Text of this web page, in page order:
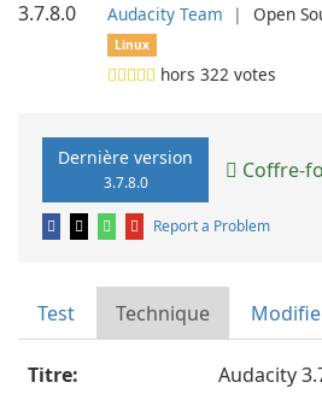
Audacity Team ❘ Open
Linux
hors 322 votes
Dernière version
3.7.8.0 Coffre-
Report a Problem
Test Technique
Titre:
Audacity